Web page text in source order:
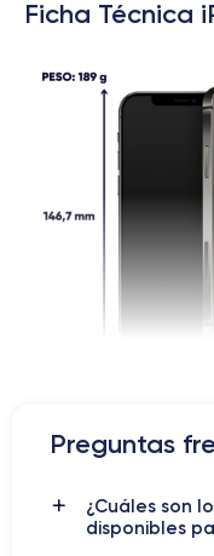
Ficha Técnica
iPhone 12
Preguntas
¿Cuáles son
disponibles